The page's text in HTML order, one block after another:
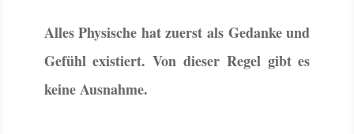
Alles Physische hat zuerst als Gedanke und
Gefühl existiert. Von dieser Regel gibt es
keine Ausnahme.